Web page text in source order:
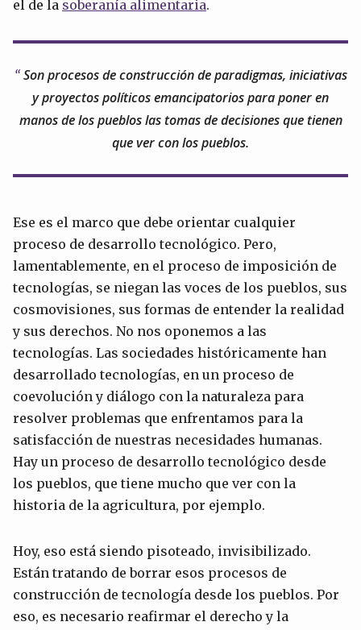
el de la soberanía alimentaria.
Son procesos de construcción de paradigmas, iniciativas
y proyectos políticos emancipatorios para poner en
manos de los pueblos las tomas de decisiones que tienen
que ver con los pueblos.
Ese es el marco que debe orientar cualquier
proceso de desarrollo tecnológico. Pero,
lamentablemente, en el proceso de imposición de
tecnologías, se niegan las voces de los pueblos, sus
cosmovisiones, sus formas de entender la realidad
y sus derechos. No nos oponemos a las
tecnologías. Las sociedades históricamente han
desarrollado tecnologías, en un proceso de
coevolución y diálogo con la naturaleza para
resolver problemas que enfrentamos para la
satisfacción de nuestras necesidades humanas.
Hay un proceso de desarrollo tecnológico desde
los pueblos, que tiene mucho que ver con la
historia de la agricultura, por ejemplo.
Hoy, eso está siendo pisoteado, invisibilizado.
Están tratando de borrar esos procesos de
construcción de tecnología desde los pueblos. Por
eso, es necesario reafirmar el derecho y la